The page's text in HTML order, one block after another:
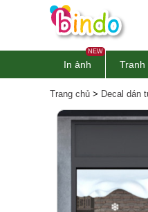
NEW
In ảnh Tranh
Trang chủ > Decal dán